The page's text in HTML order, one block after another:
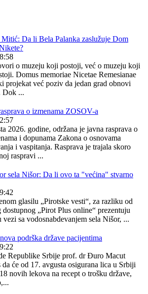
Da li Bela Palanka zaslužuje Dom
o muzeju koji postoji, već o muzeju koji
Domus memoriae Nicetae Remesianae
projekat već poziv da jedan grad obnovi
Dok ...
o izmenama ZOSOV-a
2026. godine, održana je javna rasprava o
i dopunama Zakona o osnovama
i vaspitanja. Rasprava je trajala skoro
raspravi ...
sela Nišor: Da li ovo ta "većina" stvarno
glasilu „Pirotske vesti“, za razliku od
dostupnog „Pirot Plus online“ prezentuju
sa vodosnabdevanjem sela Nišor, ...
podrška države pacijentima
Republike Srbije prof. dr Đuro Macut
da će od 17. avgusta osigurana lica u Srbiji
novih lekova na recept o trošku države,